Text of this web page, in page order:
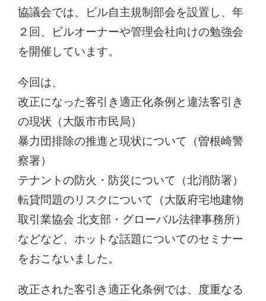
協議会では、ビル自主規制部会を設置し、年
２回、ビルオーナーや管理会社向けの勉強会
を開催しています。
今回は、
改正になった客引き適正化条例と違法客引き
の現状（大阪市市民局）
暴力団排除の推進と現状について（曽根崎警
察署）
テナントの防火・防災について（北消防署）
転貸問題のリスクについて（大阪府宅地建物
取引業協会 北支部・グローバル法律事務所）
などなど、ホットな話題についてのセミナー
をおこないました。
改正された客引き適正化条例では、度重なる